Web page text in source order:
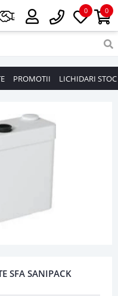
0
0
PROMOTII LICHIDARI STOC
SFA SANIPACK